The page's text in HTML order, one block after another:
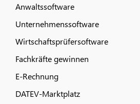
Anwaltssoftware
Unternehmenssoftware
Wirtschaftsprüfersoftware
Fachkräfte gewinnen
E-Rechnung
DATEV-Marktplatz